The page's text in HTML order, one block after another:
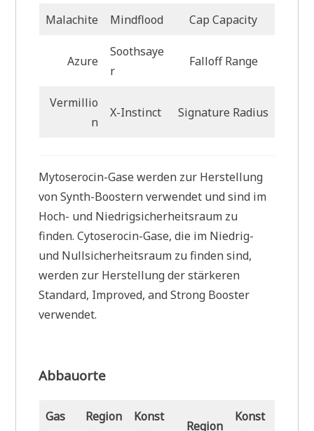
Malachite Mindflood Cap Capacity
Azure
Soothsaye
r
Falloff Range
Vermillio
n
X-Instinct Signature Radius
Mytoserocin-Gase werden zur Herstellung
von Synth-Boostern verwendet und sind im
Hoch- und Niedrigsicherheitsraum zu
finden. Cytoserocin-Gase, die im Niedrig-
und Nullsicherheitsraum zu finden sind,
werden zur Herstellung der stärkeren
Standard, Improved, and Strong Booster
verwendet.
Abbauorte
Gas
Region
Konst
Region
Konst